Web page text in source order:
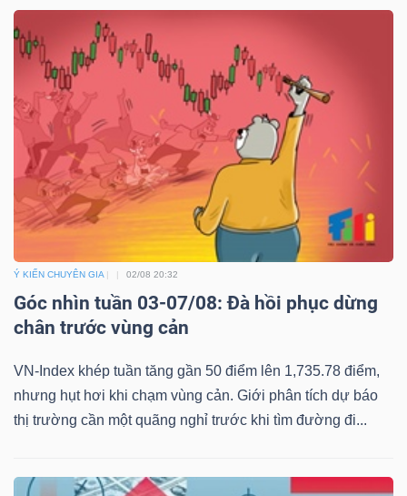
Ý KIẾN CHUYÊN GIA 02/08 20:32
Góc nhìn tuần 03-07/08: Đà hồi phục dừng
chân trước vùng cản
VN-Index khép tuần tăng gần 50 điểm lên 1,735.78 điểm,
nhưng hụt hơi khi chạm vùng cản. Giới phân tích dự báo
thị trường cần một quãng nghỉ trước khi tìm đường đi...